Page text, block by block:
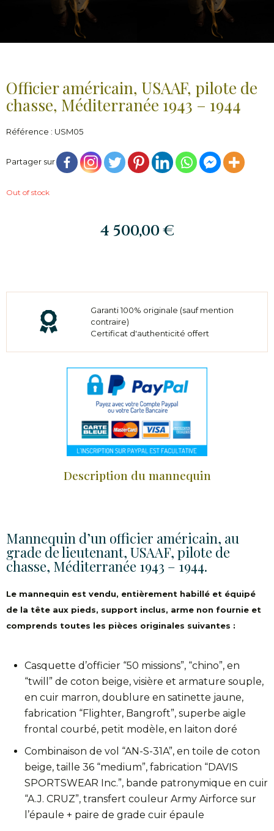
Officier américain, USAAF, pilote de
chasse, Méditerranée 1943 – 1944
Référence : USM05
Partager sur
Out of stock
4 500,00€
Garanti 100% originale (sauf mention
contraire)
Certificat d'authenticité offert
Description du mannequin
Mannequin d’un officier américain, au
grade de lieutenant, USAAF, pilote de
chasse, Méditerranée 1943 – 1944.
Le mannequin est vendu, entièrement habillé et équipé
de la tête aux pieds, support inclus, arme non fournie et
comprends toutes les pièces originales suivantes :
Casquette d’officier “50 missions”, “chino”, en
“twill” de coton beige, visière et armature souple,
en cuir marron, doublure en satinette jaune,
fabrication “Flighter, Bangroft”, superbe aigle
frontal courbé, petit modèle, en laiton doré
Combinaison de vol “AN-S-31A”, en toile de coton
beige, taille 36 “medium”, fabrication “DAVIS
SPORTSWEAR Inc.”, bande patronymique en cuir
“A.J. CRUZ”, transfert couleur Army Airforce sur
l’épaule + paire de grade cuir épaule